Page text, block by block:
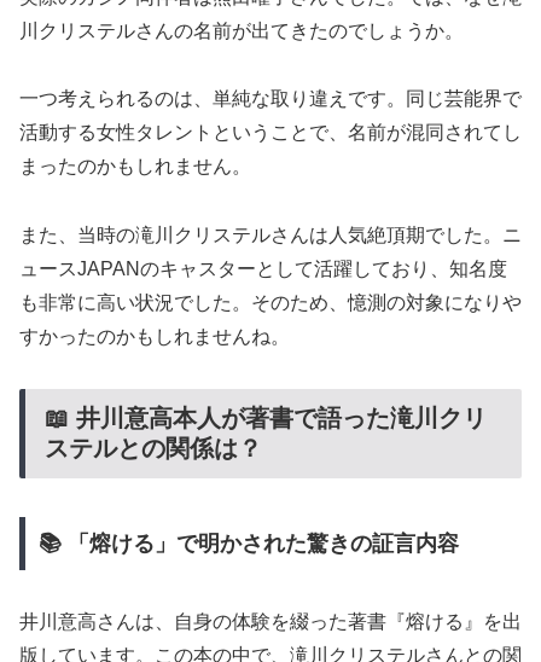
川クリステルさんの名前が出てきたのでしょうか。
一つ考えられるのは、単純な取り違えです。同じ芸能界で
活動する女性タレントということで、名前が混同されてし
まったのかもしれません。
また、当時の滝川クリステルさんは人気絶頂期でした。ニ
ュースJAPANのキャスターとして活躍しており、知名度
も非常に高い状況でした。そのため、憶測の対象になりや
すかったのかもしれませんね。
📖 井川意高本人が著書で語った滝川クリ
ステルとの関係は？
📚 「熔ける」で明かされた驚きの証言内容
井川意高さんは、自身の体験を綴った著書『熔ける』を出
版しています。この本の中で、滝川クリステルさんとの関